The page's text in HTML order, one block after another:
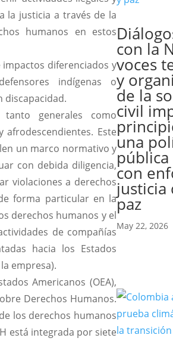
la justicia a través de la
humanos en estos
diferenciados y
indígenas o
discapacidad.
generales como
Este
un marco normativo y
con debida diligencia,
violaciones a derechos
forma particular en la
derechos humanos y el
de compañías
hacia los Estados
empresa).
Americanos (OEA),
Derechos Humanos.
los derechos humanos
está integrada por siete
con la
voces
y
de la
civil
una
con
justicia
paz
May 22, 2026